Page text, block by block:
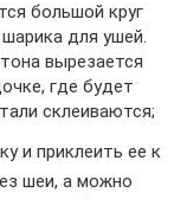
большой круг
для ушей.
вырезается
где будет
склеиваются;
и приклеить ее к
шеи, а можно